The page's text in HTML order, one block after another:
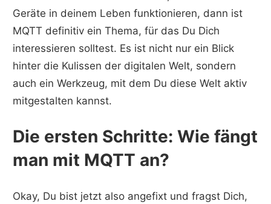
Geräte in deinem Leben funktionieren, dann ist
MQTT definitiv ein Thema, für das Du Dich
interessieren solltest. Es ist nicht nur ein Blick
hinter die Kulissen der digitalen Welt, sondern
auch ein Werkzeug, mit dem Du diese Welt aktiv
mitgestalten kannst.
Die ersten Schritte: Wie fängt
man mit MQTT an?
Okay, Du bist jetzt also angefixt und fragst Dich,